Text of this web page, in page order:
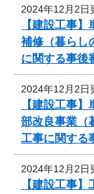
2024年12月2日
【建設工事
補修（暮らし
に関する事後
2024年12月2日
【建設工事
部改良事業（
工事に関する
2024年12月2日
【建設工事